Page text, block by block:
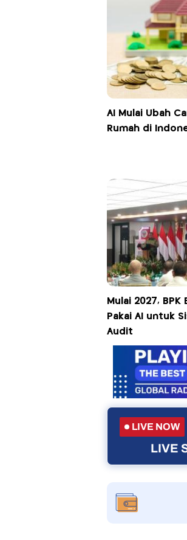
AI Mulai Ubah
Rumah di
Mulai 2027, BPK
Pakai AI untuk
Audit
LIVE NOW
LIVE